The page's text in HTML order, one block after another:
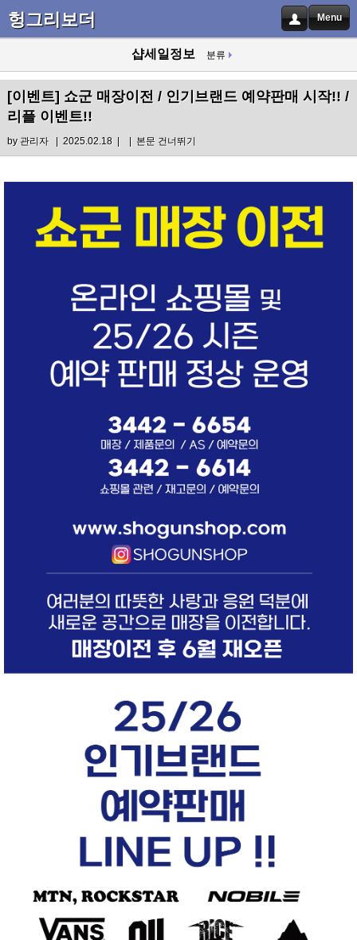
헝그리보더 Menu
샵세일정보 분류
[이벤트] 쇼군 매장이전 / 인기브랜드 예약판매 시작!! /
리플 이벤트!!
by 관리자| 2025.02.18 | | 본문 건너뛰기